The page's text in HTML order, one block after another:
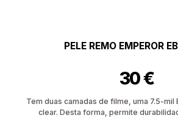
PELE REMO EMPEROR
30€
Tem duas camadas de filme, uma 7.5-mil
clear. Desta forma, permite
REMO
Emperor